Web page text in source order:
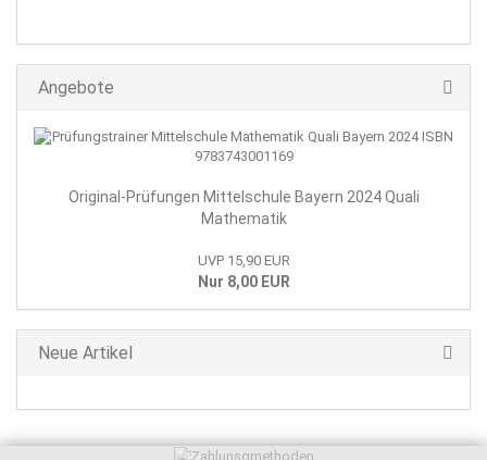
Angebote
Original-Prüfungen Mittelschule Bayern 2024 Quali
Mathematik
UVP 15,90 EUR
Nur 8,00 EUR
Neue Artikel